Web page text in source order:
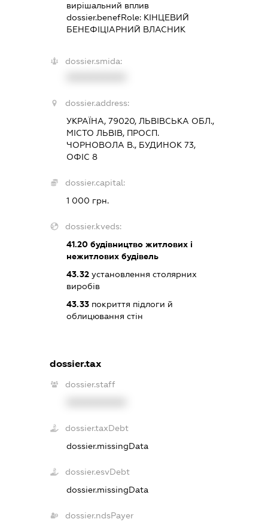
вирішальний вплив
dossier.benefRole: КІНЦЕВИЙ
БЕНЕФІЦІАРНИЙ ВЛАСНИК
dossier.smida:
dossier.address:
УКРАЇНА, 79020, ЛЬВІВСЬКА ОБЛ.,
МІСТО ЛЬВІВ, ПРОСП.
ЧОРНОВОЛА В., БУДИНОК 73,
ОФІС 8
dossier.capital:
1 000 грн.
dossier.kveds:
41.20 будівництво житлових і
нежитлових будівель
43.32 установлення столярних
виробів
43.33 покриття підлоги й
облицювання стін
dossier.tax
dossier.staff
dossier.taxDebt
dossier.missingData
dossier.esvDebt
dossier.missingData
dossier.ndsPayer